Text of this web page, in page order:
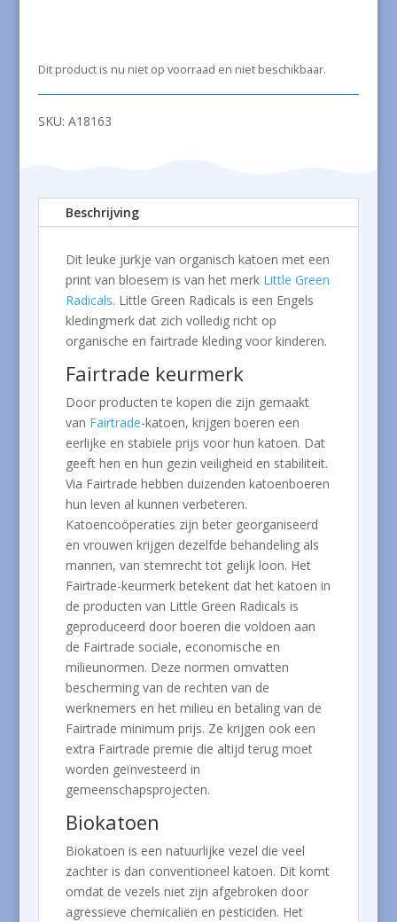
Dit product is nu niet op voorraad en niet beschikbaar.
SKU: A18163
Beschrijving
Dit leuke jurkje van organisch katoen met een
print van bloesem is van het merk Little Green
Radicals. Little Green Radicals is een Engels
kledingmerk dat zich volledig richt op
organische en fairtrade kleding voor kinderen.
Fairtrade keurmerk
Door producten te kopen die zijn gemaakt
van Fairtrade-katoen, krijgen boeren een
eerlijke en stabiele prijs voor hun katoen. Dat
geeft hen en hun gezin veiligheid en stabiliteit.
Via Fairtrade hebben duizenden katoenboeren
hun leven al kunnen verbeteren.
Katoencoöperaties zijn beter georganiseerd
en vrouwen krijgen dezelfde behandeling als
mannen, van stemrecht tot gelijk loon. Het
Fairtrade-keurmerk betekent dat het katoen in
de producten van Little Green Radicals is
geproduceerd door boeren die voldoen aan
de Fairtrade sociale, economische en
milieunormen. Deze normen omvatten
bescherming van de rechten van de
werknemers en het milieu en betaling van de
Fairtrade minimum prijs. Ze krijgen ook een
extra Fairtrade premie die altijd terug moet
worden geïnvesteerd in
gemeenschapsprojecten.
Biokatoen
Biokatoen is een natuurlijke vezel die veel
zachter is dan conventioneel katoen. Dit komt
omdat de vezels niet zijn afgebroken door
agressieve chemicaliën en pesticiden. Het